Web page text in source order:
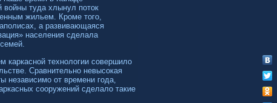
туда хлынул поток
жильем. Кроме того,
а развивающаяся
населения сделала
каркасной технологии совершило
Сравнительно невысокая
независимо от времени года,
сооружений сделало такие